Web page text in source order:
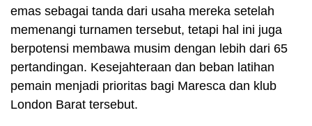
emas sebagai tanda dari usaha mereka setelah
memenangi turnamen tersebut, tetapi hal ini juga
berpotensi membawa musim dengan lebih dari 65
pertandingan. Kesejahteraan dan beban latihan
pemain menjadi prioritas bagi Maresca dan klub
London Barat tersebut.